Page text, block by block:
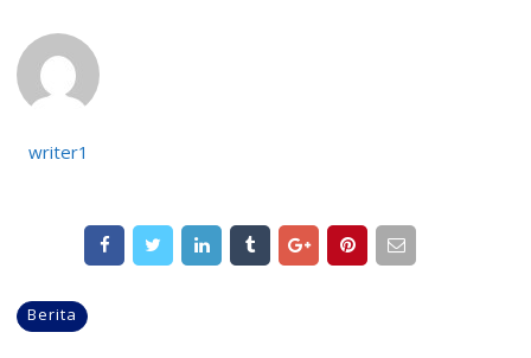
writer1
Berita